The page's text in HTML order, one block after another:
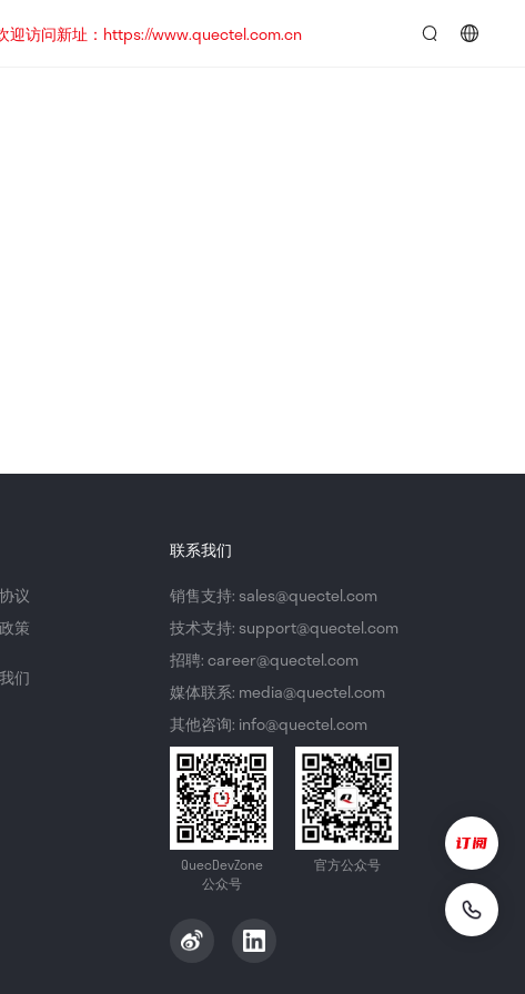
迎访问新址：https://www.quectel.com.cn
议
策
们
联系我们
销售支持: sales@quectel.com
技术支持: support@quectel.com
招聘: career@quectel.com
媒体联系: media@quectel.com
其他咨询: info@quectel.com
QuecDevZone
公众号
官方公众号